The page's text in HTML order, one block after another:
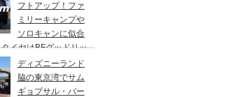
フトアップ！ファ
ミリーキャンプや
ソロキャンに似合
イヤはBFグッドリッ
。ホイールはデルタ
ップサスはエスペリ
ディズニーランド
脇の東京湾でサム
ギョプサル・バー